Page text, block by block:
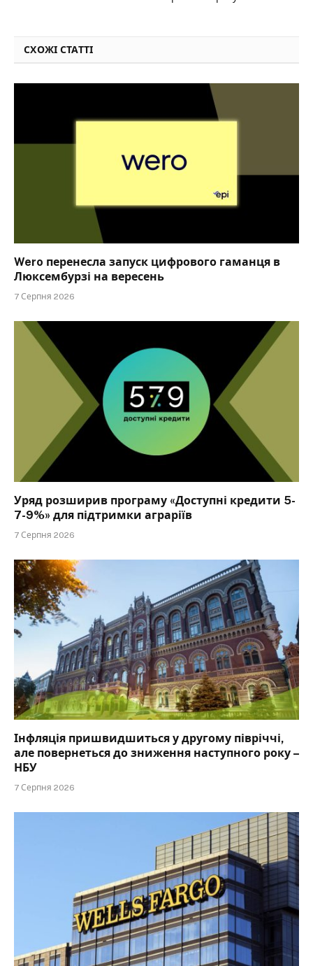
СХОЖІ СТАТТІ
Wero перенесла запуск цифрового гаманця в
Люксембурзі на вересень
7 Серпня 2026
Уряд розширив програму «Доступні кредити 5-
7-9%» для підтримки аграріїв
7 Серпня 2026
Інфляція пришвидшиться у другому півріччі,
але повернеться до зниження наступного року –
НБУ
7 Серпня 2026